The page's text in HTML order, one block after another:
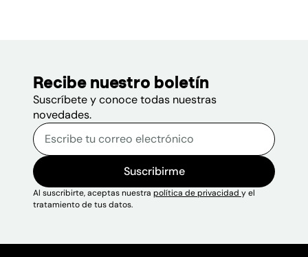
Recibe nuestro boletín
Suscríbete y conoce todas nuestras
novedades.
Sitio web
Escribe tu correo
Suscribirme
Al suscribirte, aceptas nuestra política de privacidad y el
tratamiento de tus datos.